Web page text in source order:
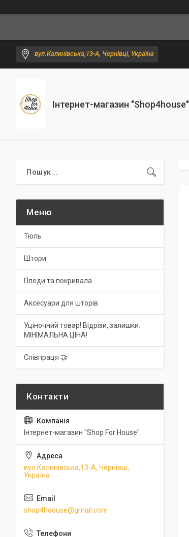
вул.Калинівська,13-А, Чернівці, Україна
Інтернет-магазин "Shop4house"
Тюль
Штори
Пледи та покривала
Аксесуари для шторів
Уціночний товар! Відрізи, залишки.
МІНІМАЛЬНА ЦІНА!
Співпраця 🤝
Інтернет-магазин "Shop For House"
вул.Калинівська,13-А, Чернівці,
Україна
shop4hoouse@gmail.com